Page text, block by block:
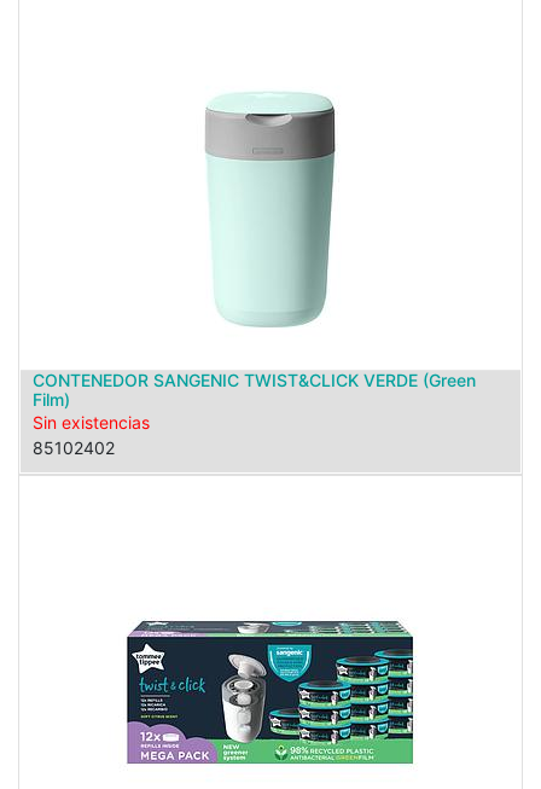
CONTENEDOR SANGENIC TWIST&CLICK VERDE (Green
Film)
Sin existencias
85102402